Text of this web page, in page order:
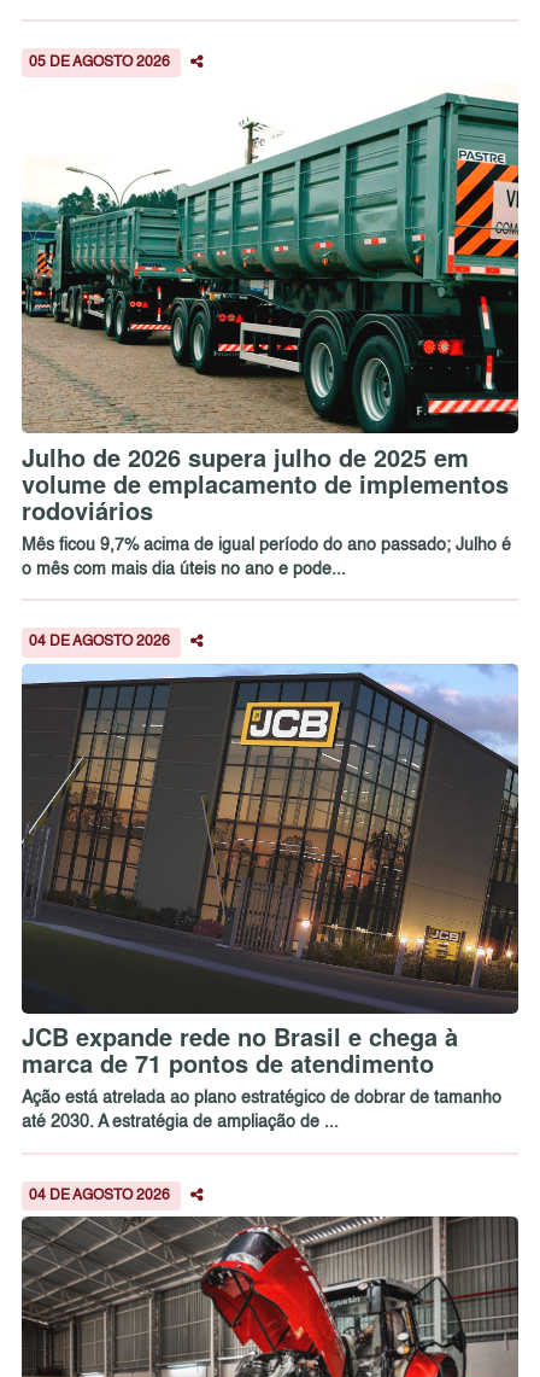
05 DE AGOSTO 2026
Julho de 2026 supera julho de 2025 em
volume de emplacamento de implementos
rodoviários
Mês ficou 9,7% acima de igual período do ano passado; Julho é
o mês com mais dia úteis no ano e pode...
04 DE AGOSTO 2026
JCB expande rede no Brasil e chega à
marca de 71 pontos de atendimento
Ação está atrelada ao plano estratégico de dobrar de tamanho
até 2030. A estratégia de ampliação de ...
04 DE AGOSTO 2026